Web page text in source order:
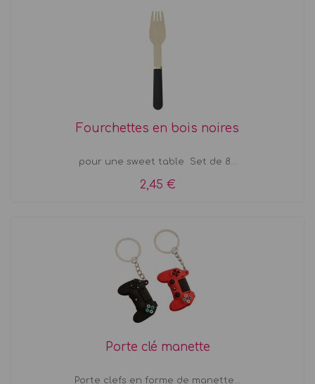
Fourchettes en bois noires
pour une sweet table Set de 8...
2,45 €
Porte clé manette
Porte clefs en forme de manette...